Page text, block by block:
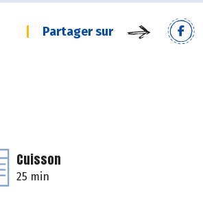
Partager sur
Cuisson
25 min